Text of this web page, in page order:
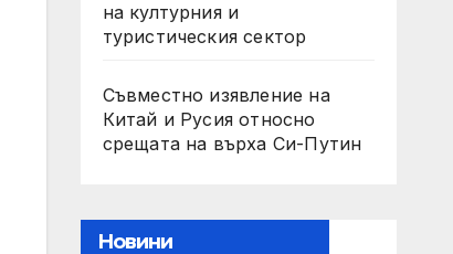
на културния и
туристическия сектор
Съвместно изявление на
Китай и Русия относно
срещата на върха Си-Путин
Новини